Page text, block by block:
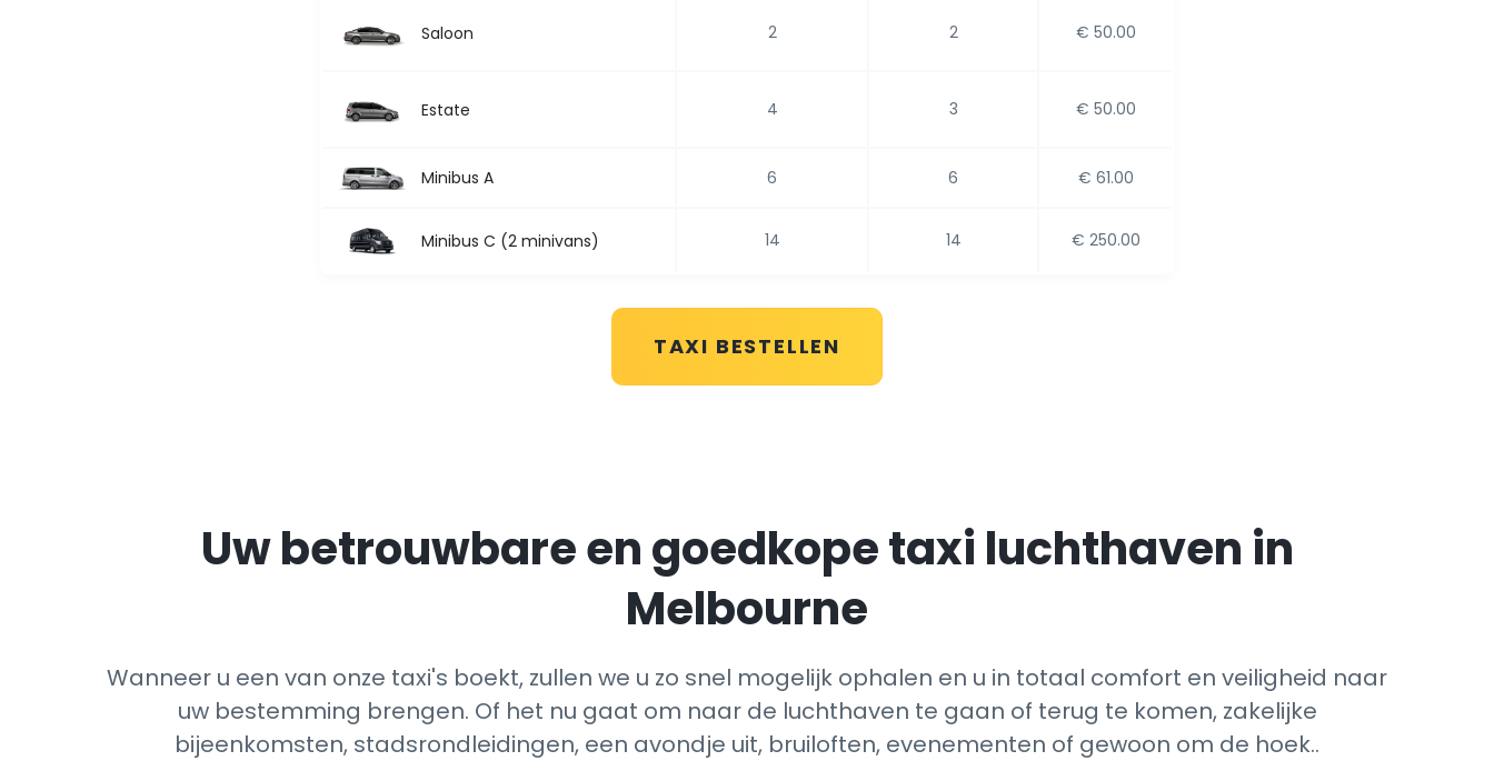
Saloon 2 2 € 50.00
Estate 4 3 € 50.00
Minibus A 6 6 € 61.00
Minibus C (2 minivans) 14 14 € 250.00
TAXI BESTELLEN
Uw betrouwbare en goedkope taxi luchthaven in
Melbourne
Wanneer u een van onze taxi's boekt, zullen we u zo snel mogelijk ophalen en u in totaal comfort en veiligheid naar
uw bestemming brengen. Of het nu gaat om naar de luchthaven te gaan of terug te komen, zakelijke
bijeenkomsten, stadsrondleidingen, een avondje uit, bruiloften, evenementen of gewoon om de hoek..